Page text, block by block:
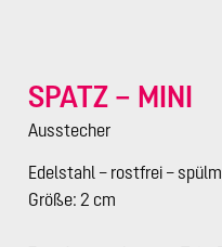
SPATZ – MINI
Ausstecher
Edelstahl – rostfrei –
Größe: 2 cm